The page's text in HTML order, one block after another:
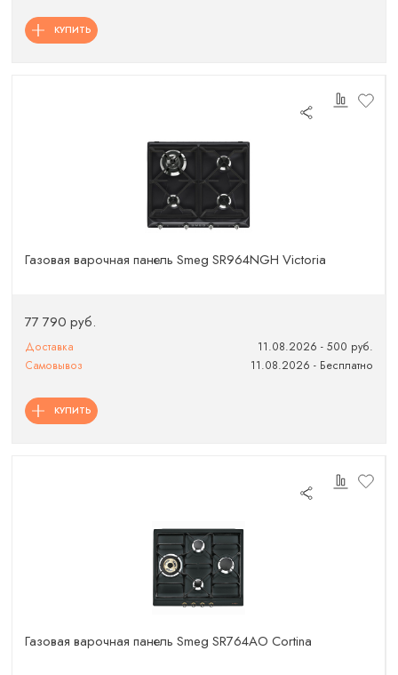
КУПИТЬ
Газовая варочная панель Smeg SR964NGH Victoria
77 790 руб.
Доставка
11.08.2026 - 500 руб.
Самовывоз
11.08.2026 - Бесплатно
КУПИТЬ
Газовая варочная панель Smeg SR764AO Cortina